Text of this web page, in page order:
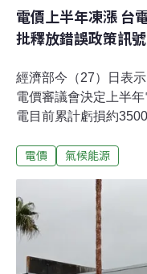
電價上半年凍漲 台
批釋放錯誤政策訊號
經濟部今（27）日表
電價審議會決定上半
電目前累計虧損約
則認為，全球面臨史
電：有底氣承擔衝擊
動軍事行動，伊朗封鎖
制，衝擊全球能源供給
議委員本次將穩定物
日決議，4月起不調整
電價 氣候能源